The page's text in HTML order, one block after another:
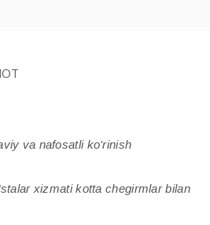
va nafosatli ko'rinish
xizmati kotta chegirmlar bilan